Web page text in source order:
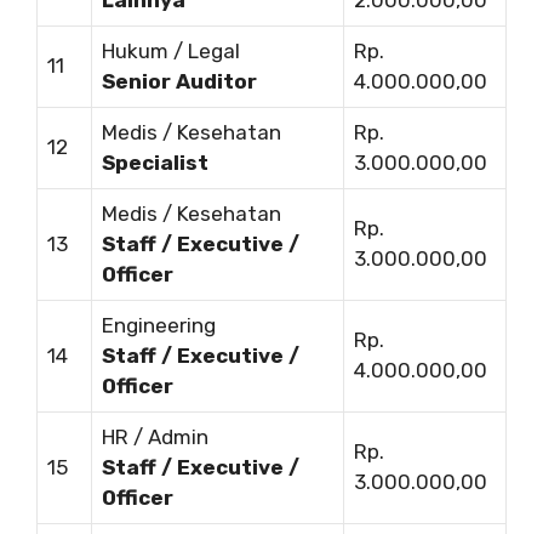
11
Hukum / Legal
Senior Auditor
Rp.
4.000.000,00
12
Medis / Kesehatan
Specialist
Rp.
3.000.000,00
13
Medis / Kesehatan
Staff / Executive /
Officer
Rp.
3.000.000,00
14
Engineering
Staff / Executive /
Officer
Rp.
4.000.000,00
15
HR / Admin
Staff / Executive /
Officer
Rp.
3.000.000,00